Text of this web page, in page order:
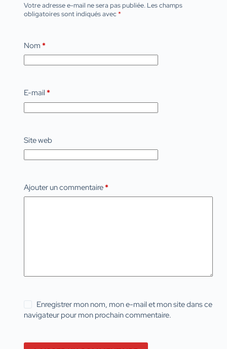
Votre adresse e-mail ne sera pas publiée. Les champs
obligatoires sont indiqués avec*
Nom *
E-mail *
Site web
Ajouter un commentaire*
Enregistrer mon nom, mon e-mail et mon site dans ce
navigateur pour mon prochain commentaire.